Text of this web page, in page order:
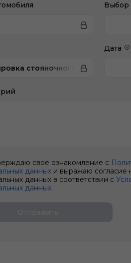
Выбор
стояночного тормоза
Дата
свое ознакомление с
данных и выражаю согласие
данных в соответствии с
данных.